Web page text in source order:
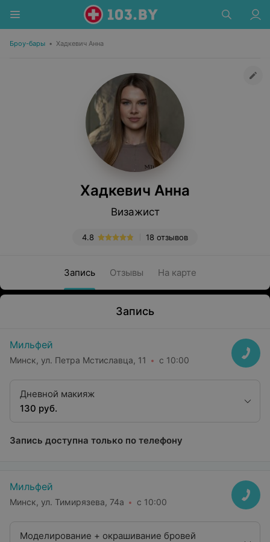
Броу-бары • Хадкевич Анна
Хадкевич Анна
Визажист
18 отзывов
4.8
Запись Отзывы На карте
Запись
Мильфей
Минск, ул. Петра Мстиславца, 11 с 10:00
Дневной макияж
130 руб.
Запись доступна только по телефону
Мильфей
Минск, ул. Тимирязева, 74а с 10:00
Моделирование + окрашивание бровей